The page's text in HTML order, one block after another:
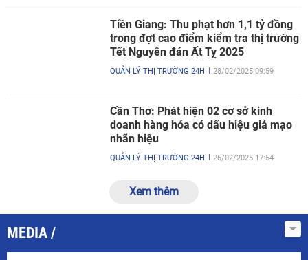
Tiền Giang: Thu phạt hơn 1,1 tỷ đồng
trong đợt cao điểm kiểm tra thị trường
Tết Nguyên đán Ất Tỵ 2025
QUẢN LÝ THỊ TRƯỜNG 24H 28/02/2025 09:59
Cần Thơ: Phát hiện 02 cơ sở kinh
doanh hàng hóa có dấu hiệu giả mạo
nhãn hiệu
QUẢN LÝ THỊ TRƯỜNG 24H 26/02/2025 17:54
Xem thêm
MEDIA